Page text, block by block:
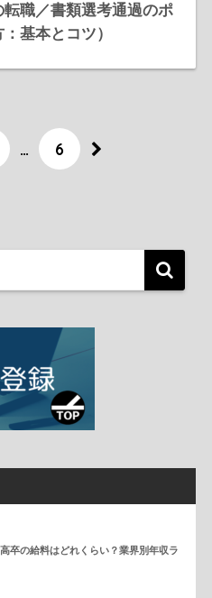
転職／書類選考通過のポ
基本とコツ）
… 6
高卒の給料はどれくらい？業界別年収ラ